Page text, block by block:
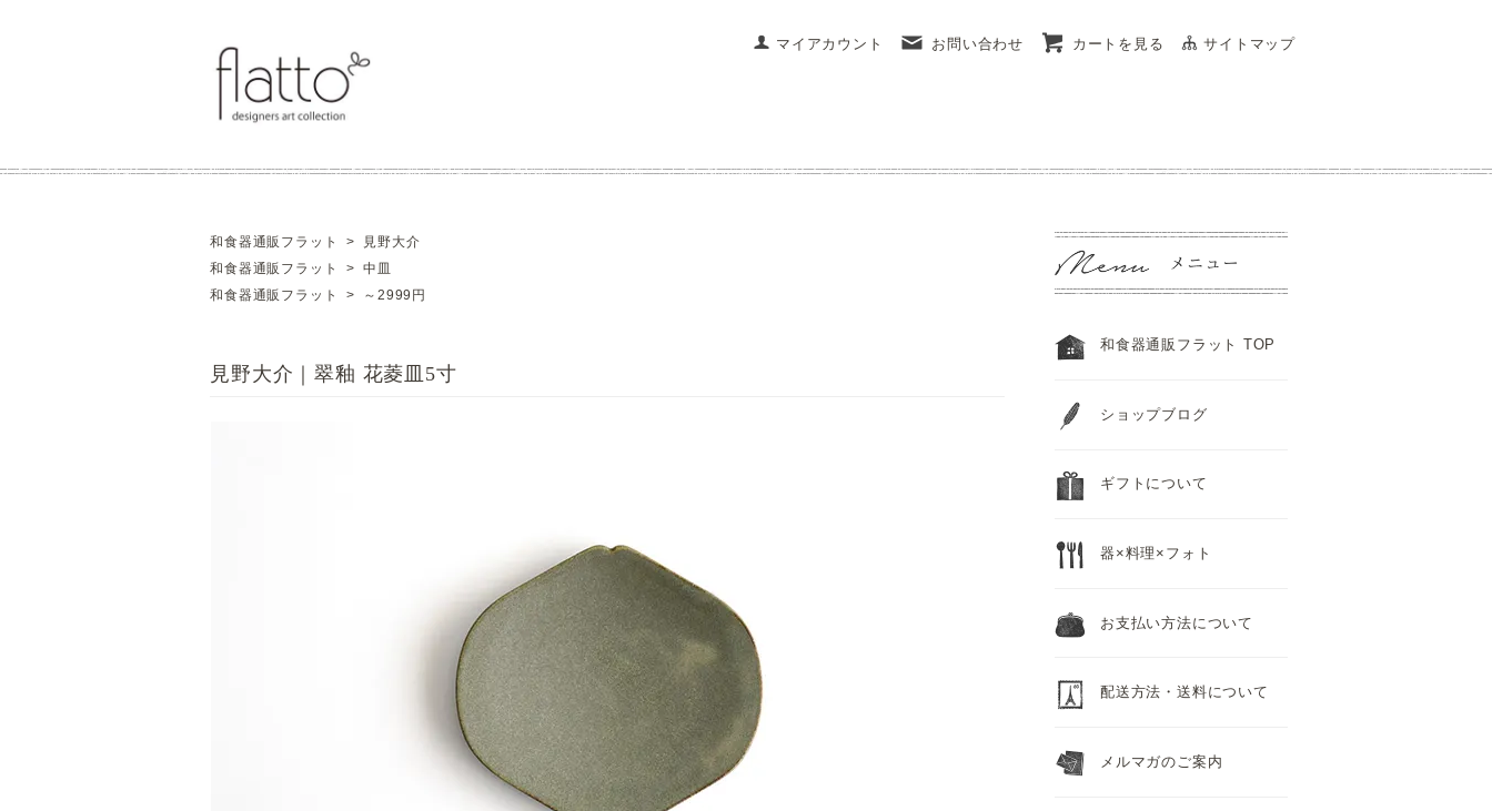
マイアカウント お問い合わせ カートを見る サイトマップ
和食器通販フラット >
見野大介
和食器通販フラット
>中皿
和食器通販フラット
> ～2999円
見野大介｜翠釉 花菱皿5寸
和食器通販フラット TOP
ショップブログ
ギフトについて
器×料理×フォト
お支払い方法について
配送方法・送料について
メルマガのご案内